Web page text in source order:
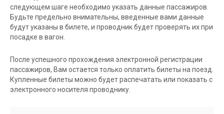
следующем шаге необходимо указать данные пассажиров.
Будьте предельно внимательны, введенные вами данные
будут указаны в билете, и проводник будет проверять их при
посадке в вагон.
После успешного прохождения электронной регистрации
пассажиров, Вам остается только оплатить билеты на поезд.
Купленные билеты можно будет распечатать или показать с
электронного носителя проводнику.